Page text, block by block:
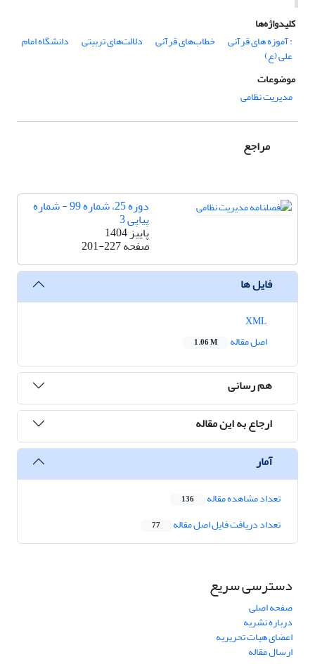
کلیدواژه‌ها
: آموزه های قرآنی
خطاب‌های قرآنی دلالت‌های تربیتی دانشگاه امام
علی (ع)
موضوعات
مدیریت نظامی
مراجع
دوره 25، شماره 99 - شماره
پیاپی 3
پاییز 1404
صفحه201-227
فایل ها
اصل مقاله
1.06 M
هم رسانی
ارجاع به این مقاله
آمار
تعداد مشاهده مقاله 136
تعداد دریافت فایل اصل مقاله 77
دسترسی سریع
صفحه اصلی
درباره نشریه
اعضای هیات تحریریه
ارسال مقاله